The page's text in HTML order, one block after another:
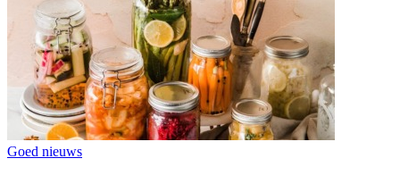
Goed nieuws